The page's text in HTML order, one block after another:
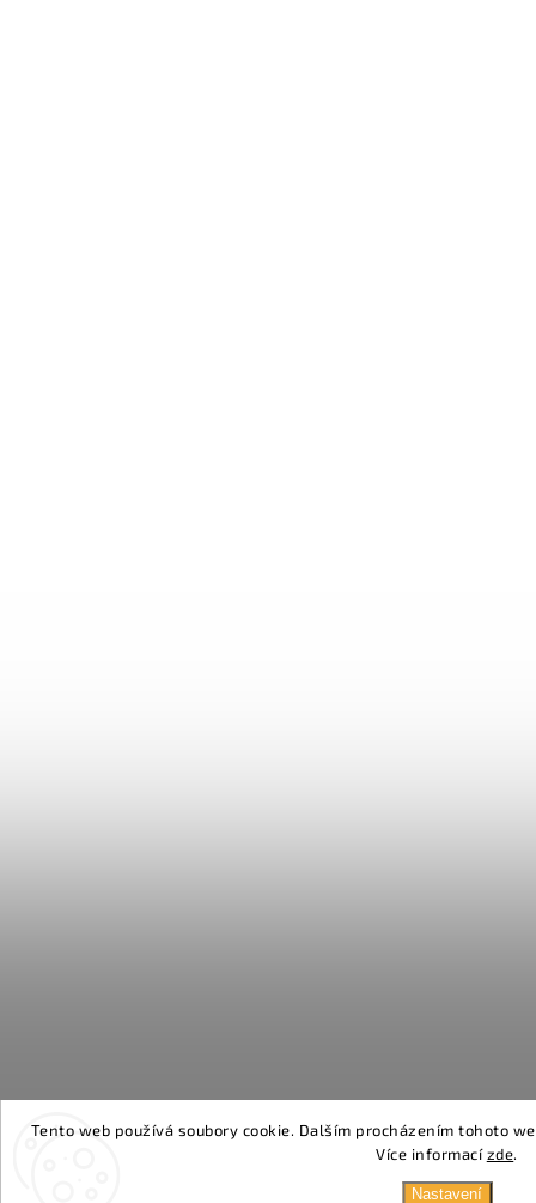
Tento web používá soubory cookie. Dalším procházením tohoto
Více informacízde.
Nastavení